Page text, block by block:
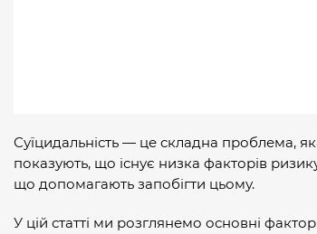
Суїцидальність — це складна проблема,
показують, що існує низка факторів
що допомагають запобігти цьому.
У цій статті ми розглянемо основні